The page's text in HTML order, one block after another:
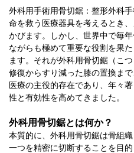
外科用手術用骨切鋸：整形外科
命を救う医療器具を考えるとき
かびます。しかし、世界中で毎
ながらも極めて重要な役割を果
ます。それが外科用骨切鋸（こ
修復からすり減った膝の置換ま
医療の主役的存在であり、年々
性と有効性を高めてきました。
外科用骨切鋸とは何か？
本質的に、外科用骨切鋸は骨組
一つを精密に切断することを目